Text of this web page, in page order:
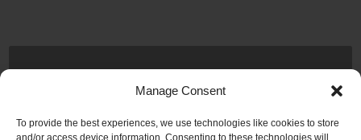
Manage Consent
To provide the best experiences, we use technologies like cookies to store
and/or access device information. Consenting to these technologies will